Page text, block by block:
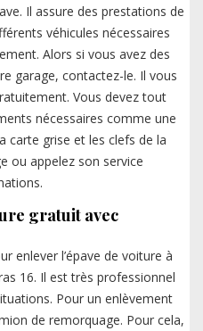
Il assure des prestations de
véhicules nécessaires
Alors si vous avez des
garage, contactez-le. Il vous
Vous devez tout
nécessaires comme une
carte grise et les clefs de la
ou appelez son service
gratuit avec
enlever l’épave de voiture à
16. Il est très professionnel
Pour un enlèvement
de remorquage. Pour cela,